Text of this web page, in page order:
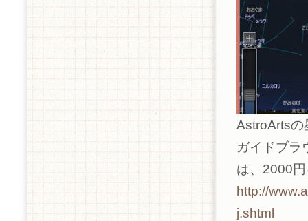
AstroArtsの
ガイドブラ
は、2000
http://
j.shtml